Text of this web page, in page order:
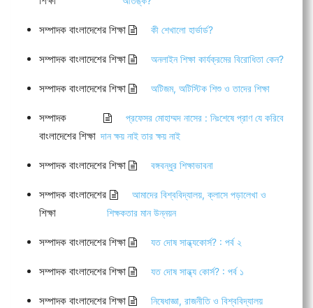
সম্পাদক বাংলাদেশের শিক্ষা কী শেখালো হার্ভার্ড?
সম্পাদক বাংলাদেশের শিক্ষা অনলাইন শিক্ষা কার্যক্রমের বিরোধিতা কেন?
সম্পাদক বাংলাদেশের শিক্ষা অটিজম, অটিস্টিক শিশু ও তাদের শিক্ষা
সম্পাদক
বাংলাদেশের শিক্ষা
প্রফেসর মোহাম্মদ নাসের : নিঃশেষে প্রাণ যে করিবে
দান ক্ষয় নাই তার ক্ষয় নাই
সম্পাদক বাংলাদেশের শিক্ষা বঙ্গবন্ধুর শিক্ষাভাবনা
সম্পাদক বাংলাদেশের
শিক্ষা
আমাদের বিশ্ববিদ্যালয়, ক্লাসে পড়ালেখা ও
শিক্ষকতার মান উন্নয়ন
সম্পাদক বাংলাদেশের শিক্ষা যত দোষ সান্ধ্যকোর্স? : পর্ব ২
সম্পাদক বাংলাদেশের শিক্ষা যত দোষ সান্ধ্য কোর্স? : পর্ব ১
সম্পাদক বাংলাদেশের শিক্ষা নিষেধাজ্ঞা, রাজনীতি ও বিশ্ববিদ্যালয়